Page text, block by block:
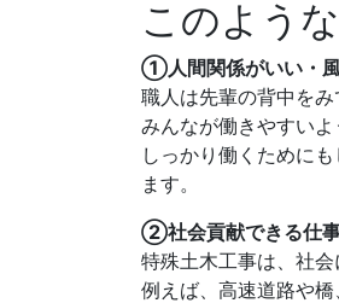
このよう
①人間関係がいい・
職人は先輩の背中をみ
みんなが働きやすい
しっかり働くために
ます。
②社会貢献できる仕
特殊土木工事は、社
例えば、高速道路や